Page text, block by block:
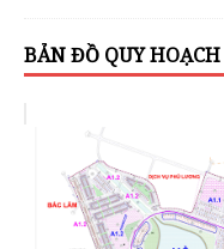
BẢN ĐỒ QUY